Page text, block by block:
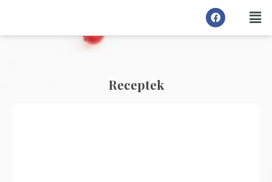
Receptek